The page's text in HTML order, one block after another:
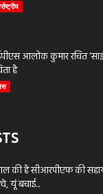
आलोक कुमार रचित
है
की है सीआरपीएफ की
यूं बचाई...